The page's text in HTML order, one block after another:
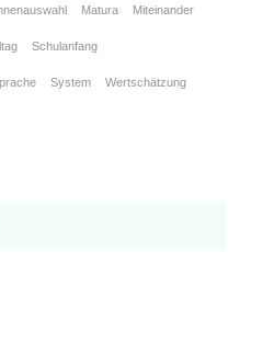
Matura Miteinander
Schulanfang
System Wertschätzung